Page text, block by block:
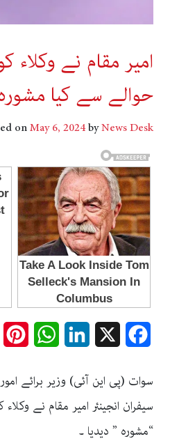
حوالے سے کیا
onMay 6, 2024byNews Desk
Facebook
LinkedIn
WhatsApp
سوات (پی این آئی) وزیر برائے
“مشورہ ” دیدیا ۔